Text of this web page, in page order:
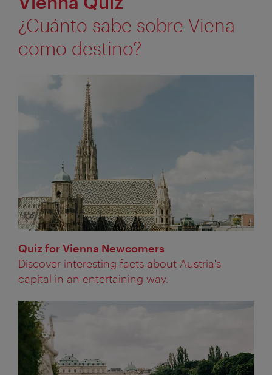
¿Cuánto sabe sobre Viena
como destino?
Quiz for Vienna Newcomers
Discover interesting facts about Austria's
capital in an entertaining way.